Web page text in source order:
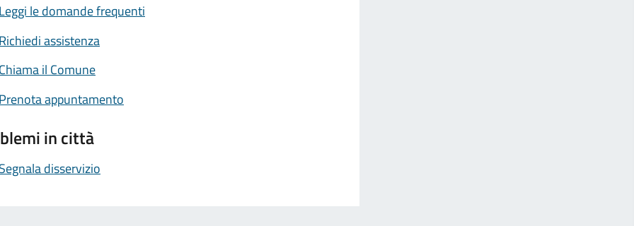
le domande frequenti
assistenza
il Comune
appuntamento
in città
disservizio